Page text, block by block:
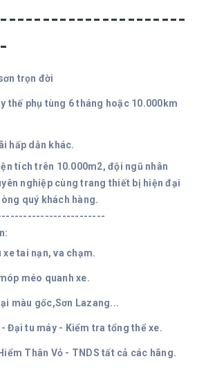
trọn đời
thế phụ tùng 6 tháng hoặc 10.000km
hấp dẫn khác.
tích trên 10.000m2, đội ngũ nhân
nghiệp cùng trang thiết bị hiện đại
quý khách hàng.
tai nạn, va chạm.
méo quanh xe.
màu gốc,Sơn Lazang...
Đại tu máy - Kiểm tra tổng thể xe.
Thân Vỏ - TNDS tất cả các hãng.